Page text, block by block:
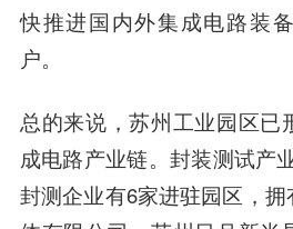
快推进国内外集成电路装
户。
总的来说，苏州工业园区已
成电路产业链。封装测试产
封测企业有6家进驻园区，